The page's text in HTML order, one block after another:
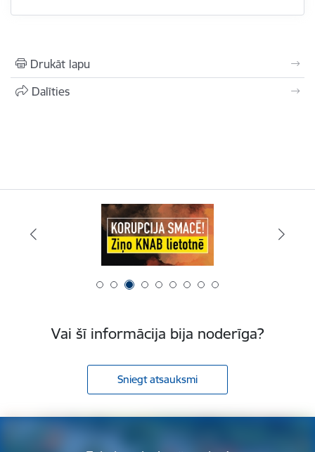
Drukāt lapu
Dalīties
Vai šī informācija bija noderīga?
Sniegt atsauksmi